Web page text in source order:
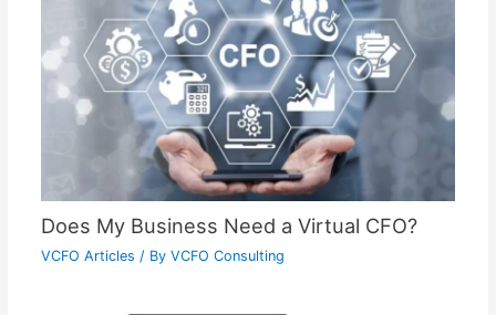
Does My Business Need a Virtual CFO?
VCFO Articles / By VCFO Consulting